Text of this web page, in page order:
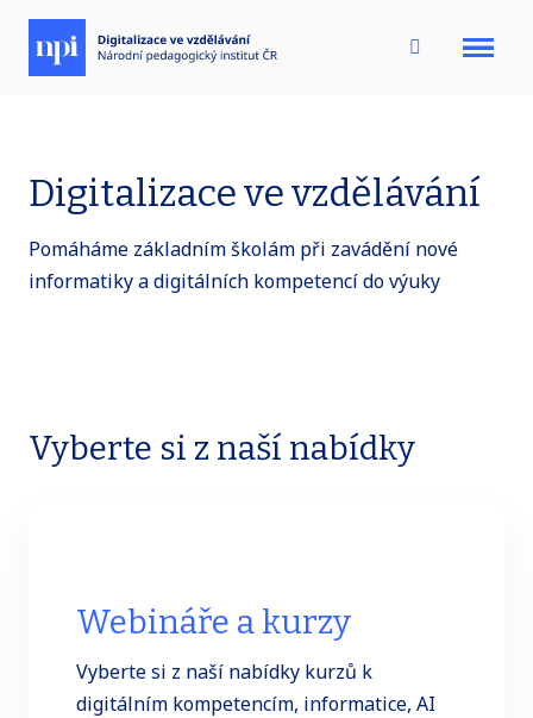
Menu
Digitalizace ve vzdělávání
Pomáháme základním školám při zavádění nové
informatiky a digitálních kompetencí do výuky
Vyberte si z naší nabídky
Webináře a kurzy
Vyberte si z naší nabídky kurzů k
digitálním kompetencím, informatice, AI